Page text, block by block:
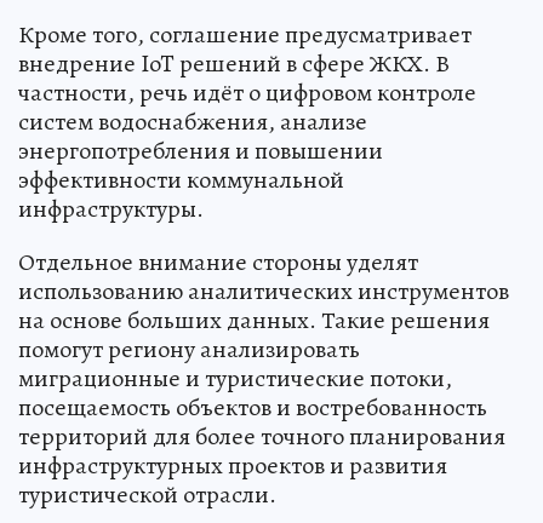
Кроме того, соглашение предусматривает
внедрение IoT решений в сфере ЖКХ. В
частности, речь идёт о цифровом контроле
систем водоснабжения, анализе
энергопотребления и повышении
эффективности коммунальной
инфраструктуры.
Отдельное внимание стороны уделят
использованию аналитических инструментов
на основе больших данных. Такие решения
помогут региону анализировать
миграционные и туристические потоки,
посещаемость объектов и востребованность
территорий для более точного планирования
инфраструктурных проектов и развития
туристической отрасли.